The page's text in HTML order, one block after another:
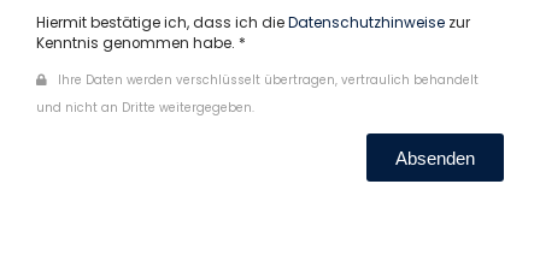
Hiermit bestätige ich, dass ich dieDatenschutzhinweise zur
Kenntnis genommen habe. *
Ihre Daten werden verschlüsselt übertragen, vertraulich behandelt
und nicht an Dritte weitergegeben.
Absenden